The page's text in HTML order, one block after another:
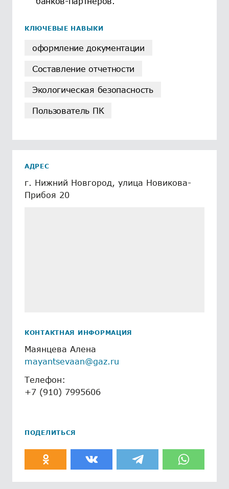
КЛЮЧЕВЫЕ НАВЫКИ
оформление документации
Составление отчетности
Экологическая безопасность
Пользователь ПК
АДРЕС
г. Нижний Новгород, улица Новикова-
Прибоя 20
КОНТАКТНАЯ ИНФОРМАЦИЯ
Маянцева Алена
mayantsevaan@gaz.ru
Телефон:
+7 (910) 7995606
ПОДЕЛИТЬСЯ